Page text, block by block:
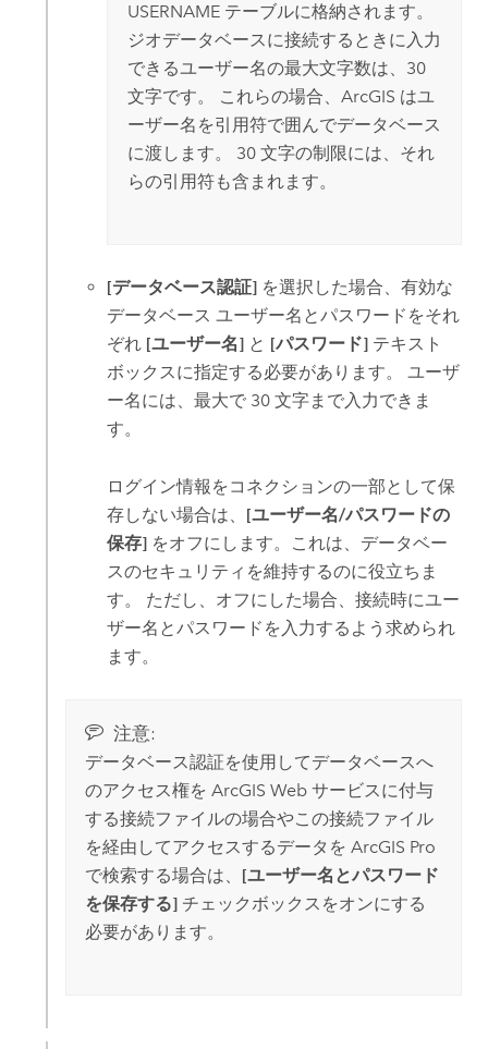
USERNAME テーブルに格納されます。
ジオデータベースに接続するときに入力
できるユーザー名の最大文字数は、30
文字です。 これらの場合、ArcGIS はユ
ーザー名を引用符で囲んでデータベース
に渡します。 30 文字の制限には、それ
らの引用符も含まれます。
[データベース認証] を選択した場合、有効な
データベース ユーザー名とパスワードをそれ
ぞれ [ユーザー名] と [パスワード] テキスト
ボックスに指定する必要があります。 ユーザ
ー名には、最大で 30 文字まで入力できま
す。
ログイン情報をコネクションの一部として保
存しない場合は、 [ユーザー名/パスワードの
保存] をオフにします。これは、データベー
スのセキュリティを維持するのに役立ちま
す。 ただし、オフにした場合、接続時にユー
ザー名とパスワードを入力するよう求められ
ます。
注意:
データベース認証を使用してデータベースへ
のアクセス権を ArcGIS Web サービスに付与
する接続ファイルの場合やこの接続ファイル
を経由してアクセスするデータを ArcGIS Pro
で検索する場合は、 [ユーザー名とパスワード
を保存する]チェックボックスをオンにする
必要があります。